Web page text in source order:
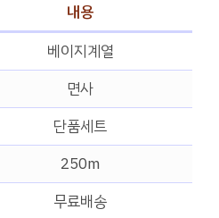
내용
베이지계열
면사
단품세트
250m
무료배송